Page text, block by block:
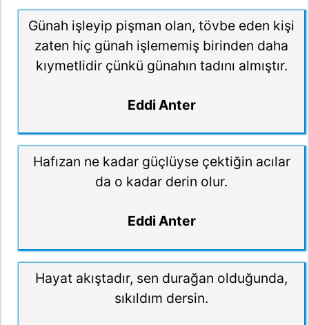
Günah işleyip pişman olan, tövbe eden kişi
zaten hiç günah işlememiş birinden daha
kıymetlidir çünkü günahın tadını almıştır.
Eddi Anter
Hafızan ne kadar güçlüyse çektiğin acılar
da o kadar derin olur.
Eddi Anter
Hayat akıştadır, sen durağan olduğunda,
sıkıldım dersin.